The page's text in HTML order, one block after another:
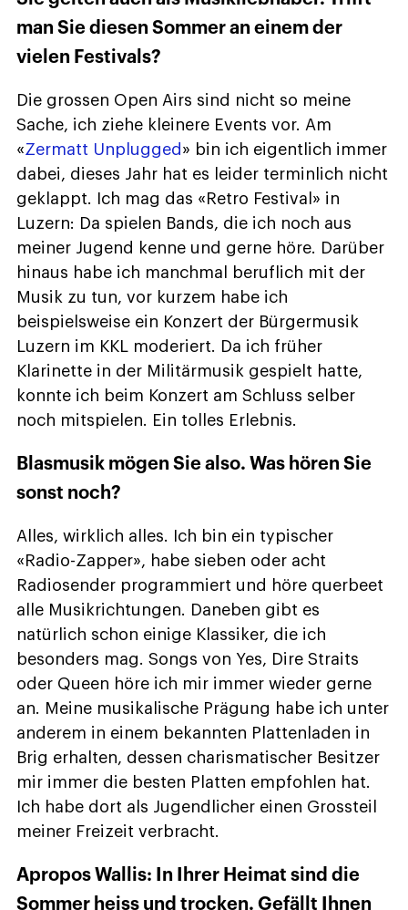
man Sie diesen Sommer an einem der
vielen Festivals?
Die grossen Open Airs sind nicht so meine
Sache, ich ziehe kleinere Events vor. Am
«Zermatt Unplugged » bin ich eigentlich immer
dabei, dieses Jahr hat es leider terminlich nicht
geklappt. Ich mag das «Retro Festival» in
Luzern: Da spielen Bands, die ich noch aus
meiner Jugend kenne und gerne höre. Darüber
hinaus habe ich manchmal beruflich mit der
Musik zu tun, vor kurzem habe ich
beispielsweise ein Konzert der Bürgermusik
Luzern im KKL moderiert. Da ich früher
Klarinette in der Militärmusik gespielt hatte,
konnte ich beim Konzert am Schluss selber
noch mitspielen. Ein tolles Erlebnis.
Blasmusik mögen Sie also. Was hören Sie
sonst noch?
Alles, wirklich alles. Ich bin ein typischer
«Radio-Zapper», habe sieben oder acht
Radiosender programmiert und höre querbeet
alle Musikrichtungen. Daneben gibt es
natürlich schon einige Klassiker, die ich
besonders mag. Songs von Yes, Dire Straits
oder Queen höre ich mir immer wieder gerne
an. Meine musikalische Prägung habe ich unter
anderem in einem bekannten Plattenladen in
Brig erhalten, dessen charismatischer Besitzer
mir immer die besten Platten empfohlen hat.
Ich habe dort als Jugendlicher einen Grossteil
meiner Freizeit verbracht.
Apropos Wallis: In Ihrer Heimat sind die
Sommer heiss und trocken. Gefällt Ihnen